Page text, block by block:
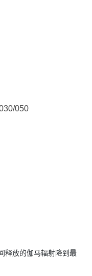
050
释放的伽马辐射降到最